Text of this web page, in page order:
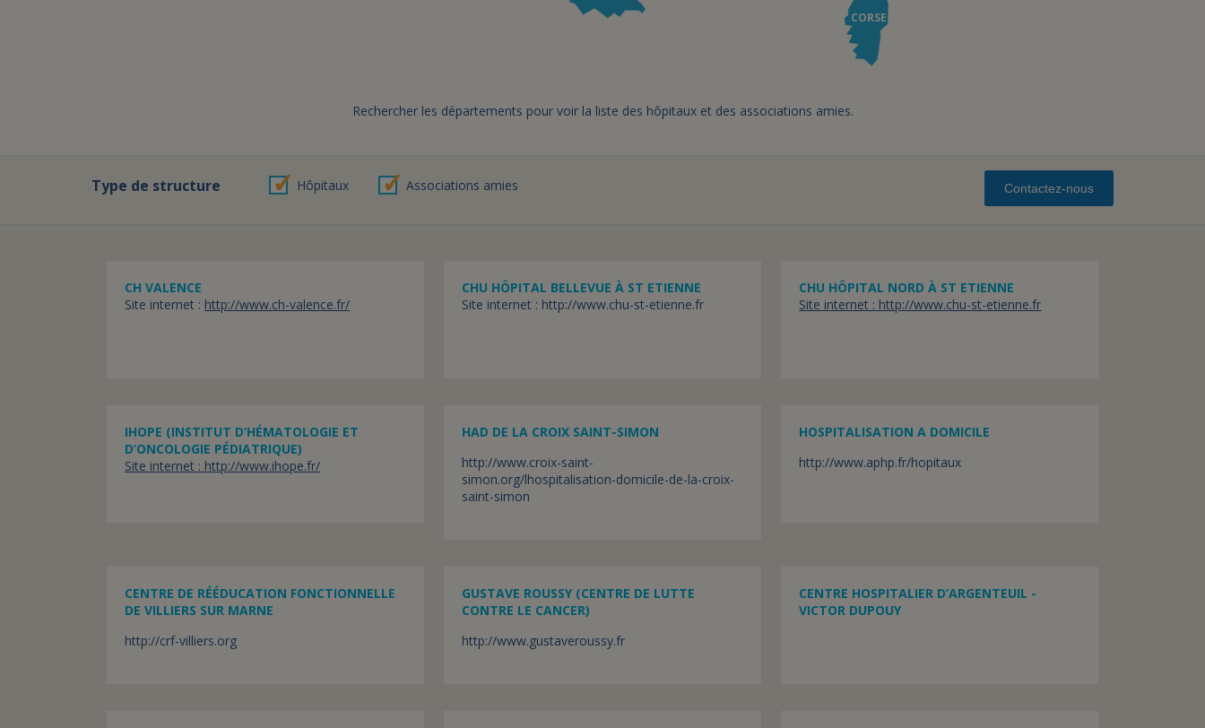
CORSE
Rechercher les départements pour voir la liste des hôpitaux et des associations amies.
Type de structure Hôpitaux Associations amies Contactez-nous
CH VALENCE
Site internet : http://www.ch-valence.fr/
CHU HÔPITAL BELLEVUE À ST ETIENNE
Site internet : http://www.chu-st-etienne.fr
CHU HÔPITAL NORD À ST ETIENNE
Site internet : http://www.chu-st-etienne.fr
IHOPE (INSTITUT D’HÉMATOLOGIE ET
D’ONCOLOGIE PÉDIATRIQUE)
Site internet : http://www.ihope.fr/
HAD DE LA CROIX SAINT-SIMON
http://www.croix-saint-
simon.org/lhospitalisation-domicile-de-la-croix-
saint-simon
HOSPITALISATION A DOMICILE
http://www.aphp.fr/hopitaux
CENTRE DE RÉÉDUCATION FONCTIONNELLE
DE VILLIERS SUR MARNE
http://crf-villiers.org
GUSTAVE ROUSSY (CENTRE DE LUTTE
CONTRE LE CANCER)
http://www.gustaveroussy.fr
CENTRE HOSPITALIER D’ARGENTEUIL -
VICTOR DUPOUY